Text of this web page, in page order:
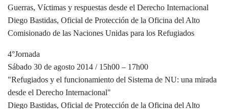
Guerras, Víctimas y respuestas desde el Derecho Internacional
Diego Bastidas, Oficial de Protección de la Oficina del Alto
Comisionado de las Naciones Unidas para los Refugiados
4°Jornada
Sábado 30 de agosto 2014 / 15h00 – 17h00
"Refugiados y el funcionamiento del Sistema de NU: una mirada
desde el Derecho Internacional"
Diego Bastidas, Oficial de Protección de la Oficina del Alto